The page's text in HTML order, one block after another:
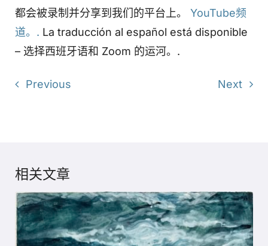
都会被录制并分享到我们的平台上。 YouTube频
道。. La traducción al español está disponible
– 选择西班牙语和 Zoom 的运河。.
Previous Next
相关文章